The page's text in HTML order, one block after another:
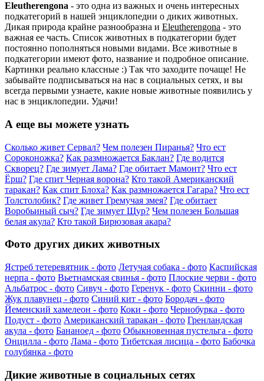
Eleutherengona - это одна из важных и очень интересных
подкатегорий в нашей энциклопедии о диких животных.
Дикая природа крайне разнообразна и Eleutherengona - это
важная ее часть. Список животных в подкатегории будет
постоянно пополняться новыми видами. Все животные в
подкатегории имеют фото, название и подробное описание.
Картинки реально классные :) Так что заходите почаще! Не
забывайте подписываться на нас в социальных сетях, и вы
всегда первыми узнаете, какие новые животные появились у
нас в энциклопедии. Удачи!
А еще вы можете узнать
Сколько живет Сервал? Чем полезен Пиранья? Что ест
Сороконожка? Как размножается Баклан? Где водится
Скворец? Где зимует Лама? Где обитает Мамонт? Что ест
Ёрш? Где спит Черная ворона? Кто такой Американский
таракан? Как спит Блоха? Как размножается Гагара? Что ест
Толстолобик? Где живет Гремучая змея? Где обитает
Воробьиный сыч? Где зимует Щур? Чем полезен Большая
белая акула? Кто такой Бирюзовая акара?
Фото других диких животных
Ястреб тетеревятник - фото Летучая собака - фото Каспийская
нерпа - фото Вьетнамская свинья - фото Плоские черви - фото
Альбатрос - фото Сивуч - фото Геренук - фото Скинни - фото
Жук плавунец - фото Синий кит - фото Бородач - фото
Йеменский хамелеон - фото Коки - фото Чернобурка - фото
Подуст - фото Американский таракан - фото Гренландская
акула - фото Бананоед - фото Обыкновенная пустельга - фото
Онцилла - фото Лама - фото Тибетская лисица - фото Бабочка
голубянка - фото
Дикие животные в социальных сетях